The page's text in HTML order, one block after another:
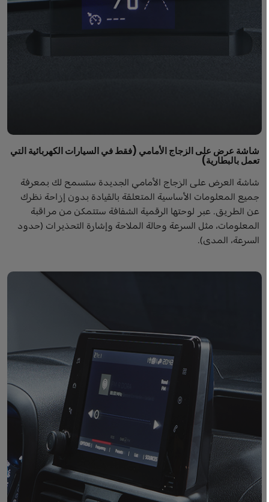
شاشة عرض على الزجاج الأمامي (فقط في السيارات الكهربائية التي
تعمل بالبطارية)
شاشة العرض على الزجاج الأمامي الجديدة ستسمح لك بمعرفة
جميع المعلومات الأساسية المتعلقة بالقيادة بدون إزاحة نظرك
عن الطريق. عبر لوحتها الرقمية الشفافة ستتمكن من مراقبة
المعلومات، مثل السرعة وحالة الملاحة وإشارة التحذيرات (حدود
السرعة، المدى).